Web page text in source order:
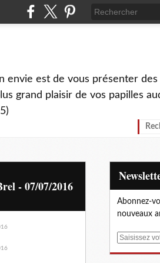
envie est de vous présenter
grand plaisir de vos papilles
- 07/07/2016
Abonnez-
nouveaux
E